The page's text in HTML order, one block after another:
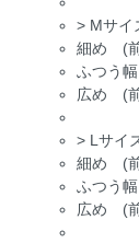
> Mサ
細め (
ふつう
広め (
> Lサイ
細め (
ふつう
広め (